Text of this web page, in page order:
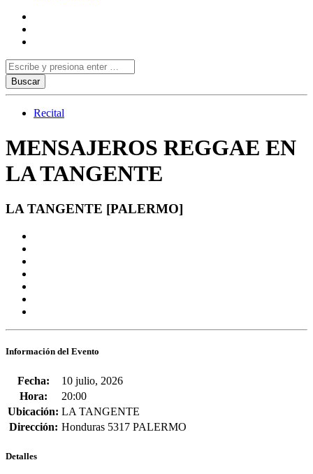
Recital
MENSAJEROS REGGAE EN
LA TANGENTE
LA TANGENTE [PALERMO]
Información del Evento
Fecha:
10 julio, 2026
Hora:
20:00
Ubicación: LA TANGENTE
Dirección: Honduras 5317 PALERMO
Detalles